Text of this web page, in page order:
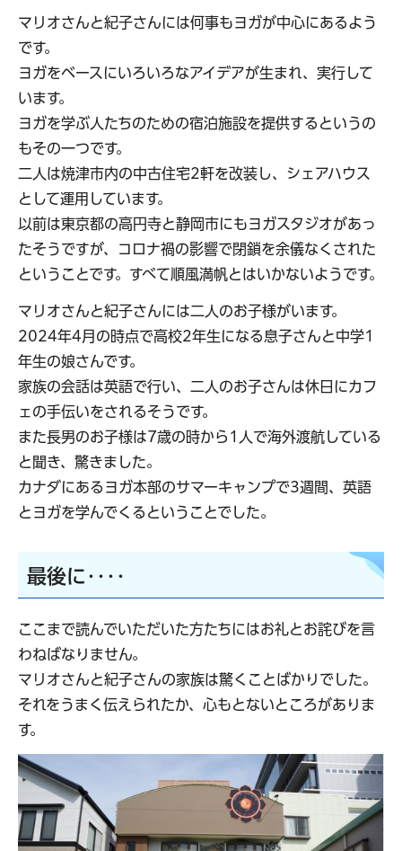
マリオさんと紀子さんには何事もヨガが中心にあるよう
です。
ヨガをベースにいろいろなアイデアが生まれ、実行して
います。
ヨガを学ぶ人たちのための宿泊施設を提供するというの
もその一つです。
二人は焼津市内の中古住宅2軒を改装し、シェアハウス
として運用しています。
以前は東京都の高円寺と静岡市にもヨガスタジオがあっ
たそうですが、コロナ禍の影響で閉鎖を余儀なくされた
ということです。すべて順風満帆とはいかないようです。
マリオさんと紀子さんには二人のお子様がいます。
2024年4月の時点で高校2年生になる息子さんと中学1
年生の娘さんです。
家族の会話は英語で行い、二人のお子さんは休日にカフ
ェの手伝いをされるそうです。
また長男のお子様は7歳の時から1人で海外渡航している
と聞き、驚きました。
カナダにあるヨガ本部のサマーキャンプで3週間、英語
とヨガを学んでくるということでした。
最後に‥‥
ここまで読んでいただいた方たちにはお礼とお詫びを言
わねばなりません。
マリオさんと紀子さんの家族は驚くことばかりでした。
それをうまく伝えられたか、心もとないところがありま
す。